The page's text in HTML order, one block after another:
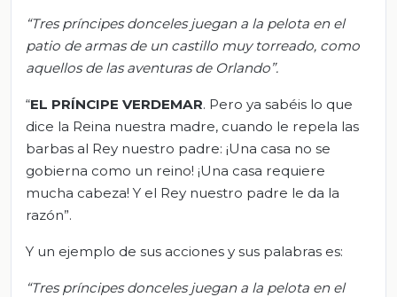
“Tres príncipes donceles juegan a la pelota en el
patio de armas de un castillo muy torreado, como
aquellos de las aventuras de Orlando”.
“EL PRÍNCIPE VERDEMAR. Pero ya sabéis lo que
dice la Reina nuestra madre, cuando le repela las
barbas al Rey nuestro padre: ¡Una casa no se
gobierna como un reino! ¡Una casa requiere
mucha cabeza! Y el Rey nuestro padre le da la
razón”.
Y un ejemplo de sus acciones y sus palabras es:
“Tres príncipes donceles juegan a la pelota en el